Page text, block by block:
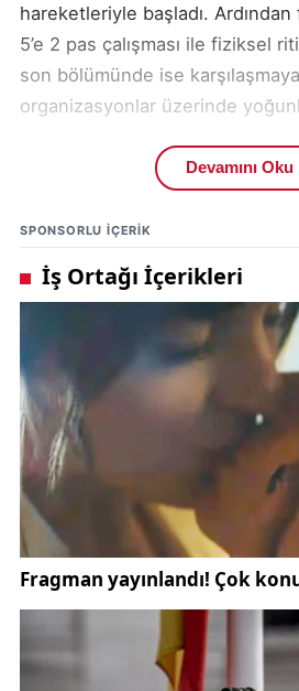
hareketleriyle başladı.
5’e 2 pas çalışması ile fiziksel
son bölümünde ise
organizasyonlar üzerinde
Osman Zeki Korkmaz’ın oyun
benimsettirme sürecinin başarılı
gözlemlendi. Takım içindeki
verirken, oyuncuların yüksek
çekti.
Bu sezonun dikkat çeken
Brezilyalı orta saha oyuncusu
yapılan antrenmanda ilk kez
25 yaşındaki futbolcunun fizik
pozisyon bilgisi teknik heyet
karşılandı.
Campos’un takıma kısa sürede
Sivasspor haberleri
konuşulan gelişmelerden biri
transferin sezona damga
Hazırlık sürecini başarıyla
Devamını Oku
SPONSORLU IÇERIK